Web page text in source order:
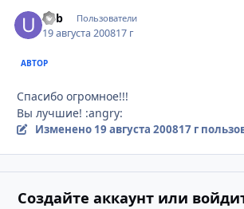
u4b Пользователи
19 августа 200817 г
АВТОР
Спасибо огромное!!!
Вы лучшие! :angry:
Изменено 19 августа 200817 г
Создайте аккаунт или